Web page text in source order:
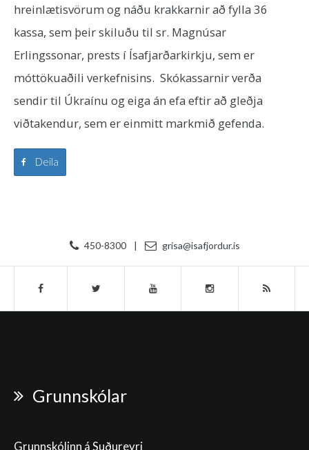
hreinlætisvörum og náðu krakkarnir að fylla 36
kassa, sem þeir skiluðu til sr. Magnúsar
Erlingssonar, prests í Ísafjarðarkirkju, sem er
móttökuaðili verkefnisins. Skókassarnir verða
sendir til Úkraínu og eiga án efa eftir að gleðja
viðtakendur, sem er einmitt markmið gefenda.
Deila
450-8300 | grisa@isafjordur.is
Grunnskólar
Grunnskólinn á Suðureyri